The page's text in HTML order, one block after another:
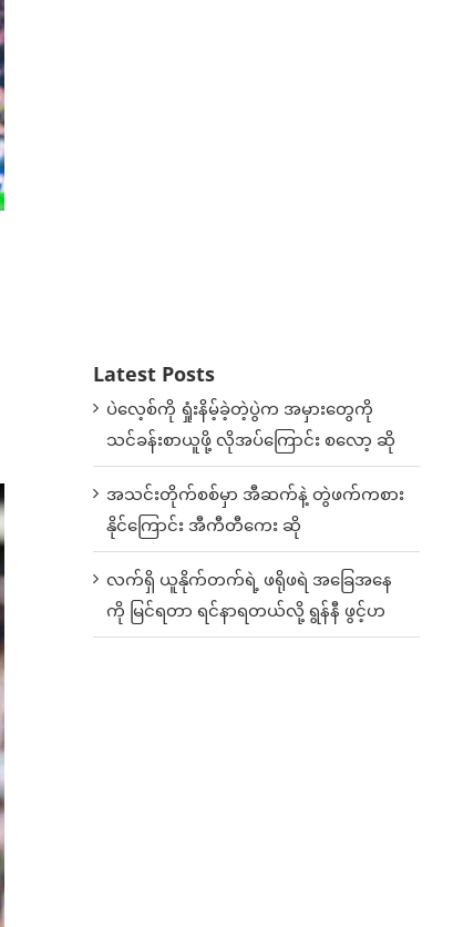
Latest Posts
ပဲလေ့စ်ကို ရှုံးနိမ့်ခဲ့တဲ့ပွဲက အမှားတွေကို
သင်ခန်းစာယူဖို့ လိုအပ်ကြောင်း စလော့ ဆို
အသင်းတိုက်စစ်မှာ အီဆက်နဲ့ တွဲဖက်ကစား
နိုင်ကြောင်း အီကီတီကေး ဆို
လက်ရှိ ယူနိုက်တက်ရဲ့ ဖရိုဖရဲ အခြေအနေ
ကို မြင်ရတာ ရင်နာရတယ်လို့ ရွန်နီ ဖွင့်ဟ